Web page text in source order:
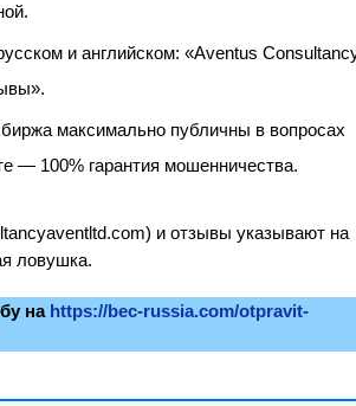
и английском: «Aventus
максимально публичны в вопросах
— 100% гарантия мошенничества.
и отзывы указывают на
ловушка.
на https://bec-russia.com/otpravit-